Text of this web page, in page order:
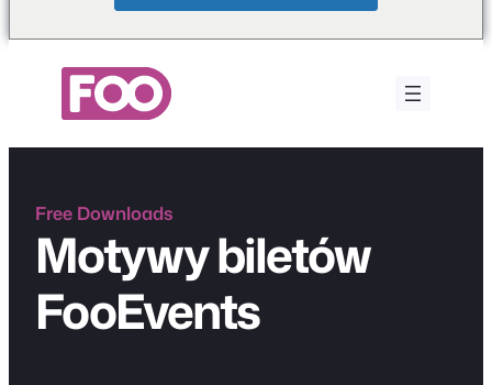
Free Downloads
Motywy biletów
FooEvents